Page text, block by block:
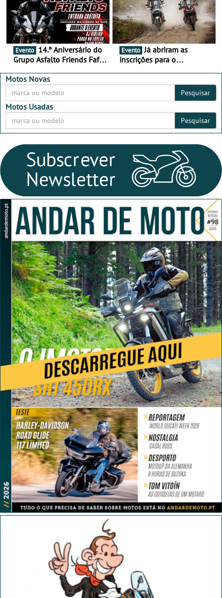
Evento
Grupo Asfalto Friends Fafe,
2026
Evento Já abriram as
inscrições para o
Motos Novas
Pesquisar
Motos Usadas
Pesquisar